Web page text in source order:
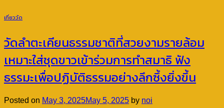
เที่ยววัด
วัดลำตะเคียนธรรมชาติที่สวยงามรายล้อม
เหมาะใส่ชุดขาวเข้าร่วมการทำสมาธิ ฟัง
ธรรมะเพื่อปฏิบัติธรรมอย่างลึกซึ้งยิ่งขึ้น
Posted on May 3, 2025May 5, 2025 by noi